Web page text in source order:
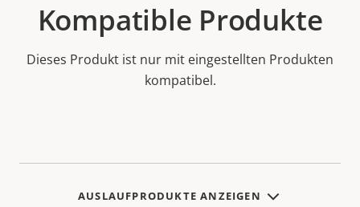
Kompatible Produkte
Dieses Produkt ist nur mit eingestellten Produkten
kompatibel.
AUSLAUFPRODUKTE ANZEIGEN